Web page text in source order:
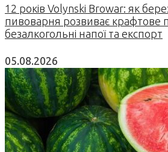
12 років Volynski Browar: як
пивоварня розвиває крафтове
безалкогольні напої та експорт
05.08.2026